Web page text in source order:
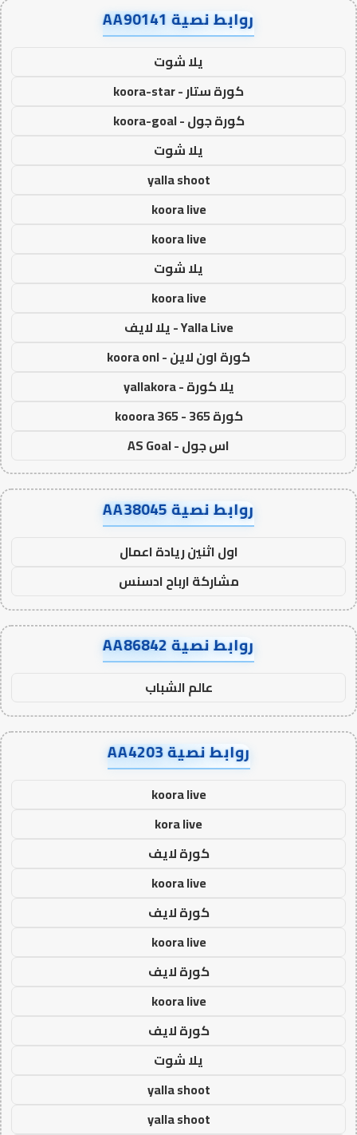
روابط نصية AA90141
يلا شوت
كورة ستار - koora-star
كورة جول - koora-goal
يلا شوت
yalla shoot
koora live
koora live
يلا شوت
koora live
Yalla Live - يلا لايف
كورة اون لاين - koora onl
يلا كورة - yallakora
كورة 365 - kooora 365
اس جول - AS Goal
روابط نصية AA38045
اول اثنين ريادة اعمال
مشاركة ارباح ادسنس
روابط نصية AA86842
عالم الشباب
روابط نصية AA4203
koora live
kora live
كورة لايف
koora live
كورة لايف
koora live
كورة لايف
koora live
كورة لايف
يلا شوت
yalla shoot
yalla shoot